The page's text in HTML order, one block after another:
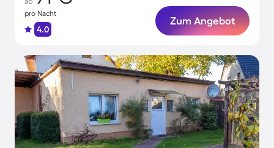
pro Nacht
4.0
Zum Angebot